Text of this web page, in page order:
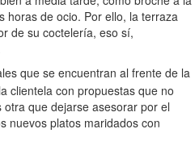
horas de ocio. Por ello, la terraza
de su coctelería, eso sí,
que se encuentran al frente de la
clientela con propuestas que no
que dejarse asesorar por el
nuevos platos maridados con